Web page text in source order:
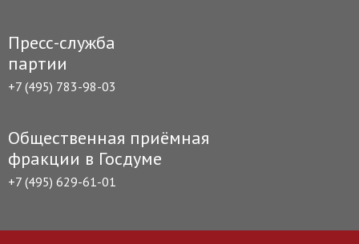
Пресс-служба
партии
+7 (495) 783-98-03
Общественная приёмная
фракции в Госдуме
+7 (495) 629-61-01